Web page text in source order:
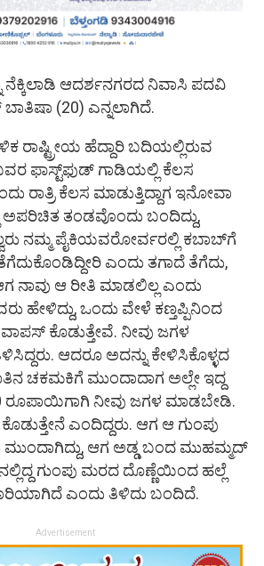
ನೆಕ್ಕಿಲಾಡಿ ಆದರ್ಶನಗರದ ನಿವಾಸಿ ಪದವಿ
(20) ಎನ್ನಲಾಗಿದೆ.
ರಾಷ್ಟ್ರೀಯ ಹೆದ್ದಾರಿ ಬದಿಯಲ್ಲಿರುವ
ಫಾಸ್ಟ್‌ಫುಡ್ ಗಾಡಿಯಲ್ಲಿ ಕೆಲಸ
ರಾತ್ರಿ ಕೆಲಸ ಮಾಡುತ್ತಿದ್ದಾಗ ಇನೋವಾ
ಅಪರಿಚಿತ ತಂಡವೊಂದು ಬಂದಿದ್ದು,
ನಮ್ಮ ಪೈಕಿಯವರೋರ್ವರಲ್ಲಿ ಕಬಾಬ್‌ಗೆ
ಎಂದು ತಗಾದೆ ತೆಗೆದು,
ನಾವು ಆ ರೀತಿ ಮಾಡಲಿಲ್ಲ ಎಂದು
ಹೇಳಿದ್ದು, ಒಂದು ವೇಳೆ ಕಣ್ತಪ್ಪಿನಿಂದ
ಕೊಡುತ್ತೇವೆ. ನೀವು ಜಗಳ
ಆದರೂ ಅದನ್ನು ಕೇಳಿಸಿಕೊಳ್ಳದ
ಚಕಮಕಿಗೆ ಮುಂದಾದಾಗ ಅಲ್ಲೇ ಇದ್ದ
ರೂಪಾಯಿಗಾಗಿ ನೀವು ಜಗಳ ಮಾಡಬೇಡಿ.
ಎಂದಿದ್ದರು. ಆಗ ಆ ಗುಂಪು
ಆಗ ಅಡ್ಡ ಬಂದ ಮುಹಮ್ಮದ್
ಗುಂಪು ಮರದ ದೊಣ್ಣೆಯಿಂದ ಹಲ್ಲೆ
ಎಂದು ತಿಳಿದು ಬಂದಿದೆ.
Advertisement